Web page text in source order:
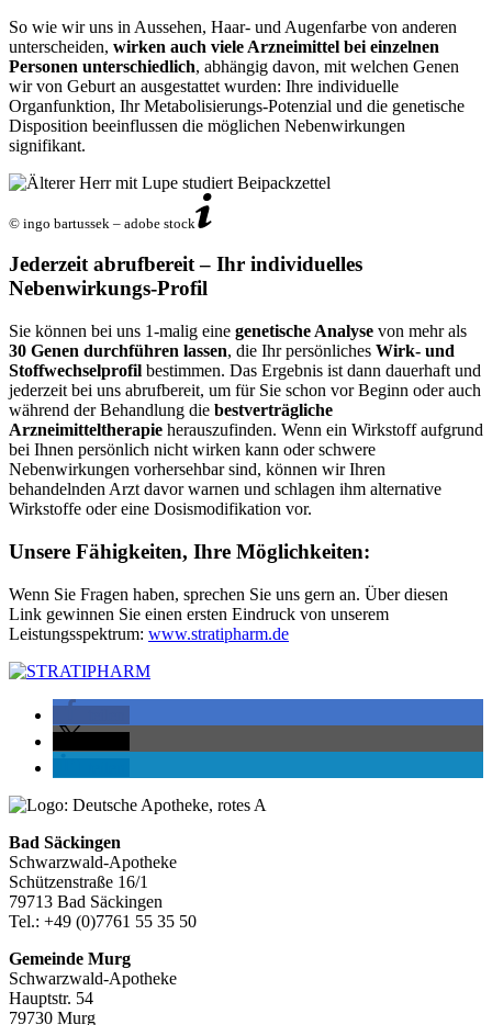
So wie wir uns in Aussehen, Haar- und Augenfarbe von anderen
unterscheiden, wirken auch viele Arzneimittel bei einzelnen
Personen unterschiedlich, abhängig davon, mit welchen Genen
wir von Geburt an ausgestattet wurden: Ihre individuelle
Organfunktion, Ihr Metabolisierungs-Potenzial und die genetische
Disposition beeinflussen die möglichen Nebenwirkungen
signifikant.
© ingo bartussek – adobe stock
Jederzeit abrufbereit – Ihr individuelles
Nebenwirkungs-Profil
Sie können bei uns 1-malig eine genetische Analyse von mehr als
30 Genen durchführen lassen, die Ihr persönliches Wirk- und
Stoffwechselprofil bestimmen. Das Ergebnis ist dann dauerhaft und
jederzeit bei uns abrufbereit, um für Sie schon vor Beginn oder auch
während der Behandlung die bestverträgliche
Arzneimitteltherapie herauszufinden. Wenn ein Wirkstoff aufgrund
bei Ihnen persönlich nicht wirken kann oder schwere
Nebenwirkungen vorhersehbar sind, können wir Ihren
behandelnden Arzt davor warnen und schlagen ihm alternative
Wirkstoffe oder eine Dosismodifikation vor.
Unsere Fähigkeiten, Ihre Möglichkeiten:
Wenn Sie Fragen haben, sprechen Sie uns gern an. Über diesen
Link gewinnen Sie einen ersten Eindruck von unserem
Leistungsspektrum: www.stratipharm.de
Bad Säckingen
Schwarzwald-Apotheke
Schützenstraße 16/1
79713 Bad Säckingen
Tel.: +49 (0)7761 55 35 50
Gemeinde Murg
Schwarzwald-Apotheke
Hauptstr. 54
79730 Murg